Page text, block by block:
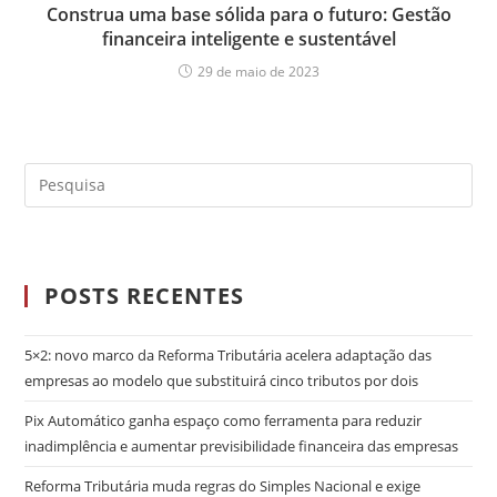
Construa uma base sólida para o futuro: Gestão
financeira inteligente e sustentável
29 de maio de 2023
POSTS RECENTES
5×2: novo marco da Reforma Tributária acelera adaptação das
empresas ao modelo que substituirá cinco tributos por dois
Pix Automático ganha espaço como ferramenta para reduzir
inadimplência e aumentar previsibilidade financeira das empresas
Reforma Tributária muda regras do Simples Nacional e exige